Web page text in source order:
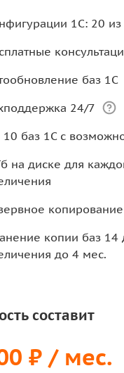
1С: 20 из
баз 1С
24/7
баз 1С с
на диске для
копии баз 14
до 4 мес.
составит
₽ / мес.